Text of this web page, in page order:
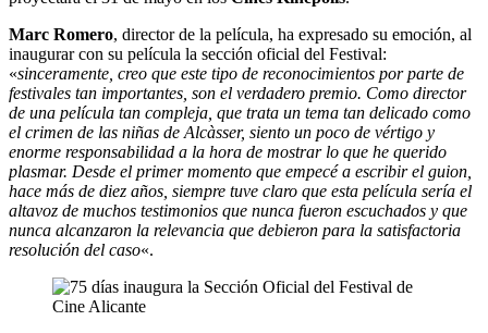
Marc Romero, director de la película, ha expresado su emoción, al
inaugurar con su película la sección oficial del Festival:
«sinceramente, creo que este tipo de reconocimientos por parte de
festivales tan importantes, son el verdadero premio. Como director
de una película tan compleja, que trata un tema tan delicado como
el crimen de las niñas de Alcàsser, siento un poco de vértigo y
enorme responsabilidad a la hora de mostrar lo que he querido
plasmar. Desde el primer momento que empecé a escribir el guion,
hace más de diez años, siempre tuve claro que esta película sería el
altavoz de muchos testimonios que nunca fueron escuchados y que
nunca alcanzaron la relevancia que debieron para la satisfactoria
resolución del caso«.